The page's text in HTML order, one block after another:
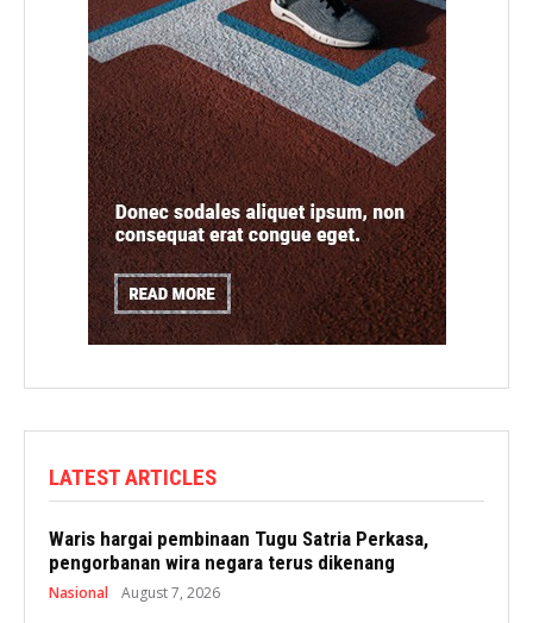
LATEST ARTICLES
Waris hargai pembinaan Tugu Satria Perkasa,
pengorbanan wira negara terus dikenang
Nasional August 7, 2026